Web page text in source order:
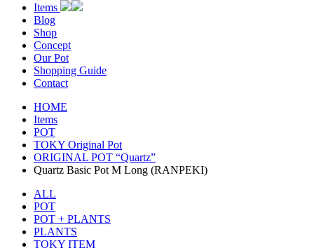
Items
Blog
Shop
Concept
Our Pot
Shopping Guide
Contact
HOME
Items
POT
TOKY Original Pot
ORIGINAL POT “Quartz”
Quartz Basic Pot M Long (RANPEKI)
ALL
POT
POT + PLANTS
PLANTS
TOKY ITEM